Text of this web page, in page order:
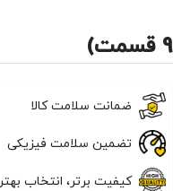
ضمانت سلامت کالا
تضمین سلامت فیزیکی
کیفیت برتر، انتخاب بهتر